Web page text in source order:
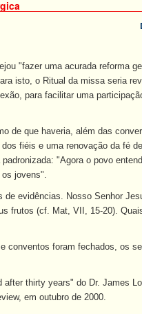
"fazer uma acurada reforma
isto, o Ritual da missa seria
para facilitar uma
de que haveria, além das
fiéis e uma renovação da fé
"Agora o povo
jovens".
evidências. Nosso Senhor
frutos (cf. Mat, VII, 15-20).
conventos foram fechados, os
thirty years" do Dr. James
em outubro de 2000.